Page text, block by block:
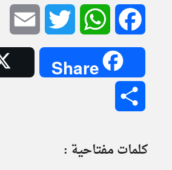
Facebook
WhatsApp
Twitter
Share
كلمات مفتاحية :